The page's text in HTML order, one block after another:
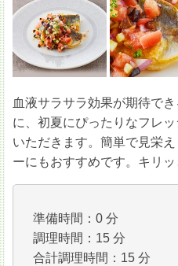
血液サラサラ効果が期待で
に、初夏にぴったりなフレ
いただきます。簡単で見栄
ーにもおすすめです。キリ
準備時間：0 分
調理時間：15 分
合計調理時間：15 分